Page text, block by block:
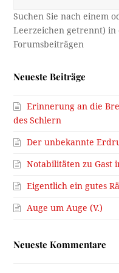
Neueste Beiträge
Erinnerung an die
des Schlern
Der unbekannte
Notabilitäten zu Gast
Eigentlich ein gutes
Auge um Auge (V.)
Neueste Kommentare